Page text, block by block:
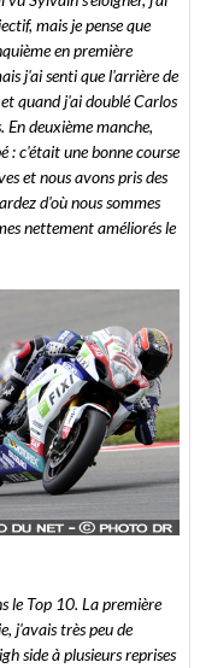
mais je pense que
en première
j'ai senti que l'arrière de
quand j'ai doublé Carlos
En deuxième manche,
c'était une bonne course
et nous avons pris des
d'où nous sommes
nettement améliorés le
le Top 10. La première
j'avais très peu de
side à plusieurs reprises